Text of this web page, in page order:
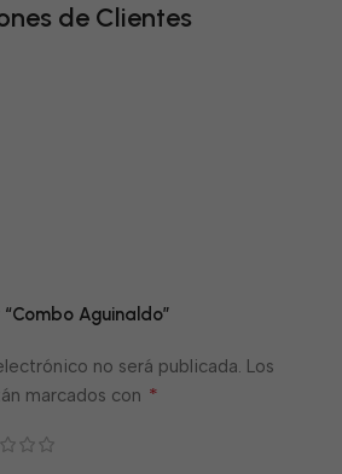
de Clientes
Aguinaldo”
no será publicada. Los
marcados con *